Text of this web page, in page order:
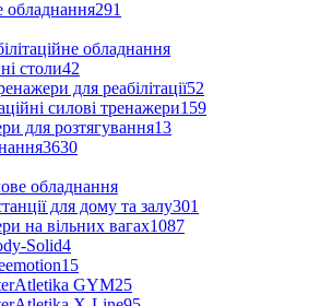
обладнання291
обладнання
столи42
для реабілітації52
силові тренажери159
для розтягування13
3630
обладнання
для дому та залу301
на вільних вагах1087
Solid4
15
GYM25